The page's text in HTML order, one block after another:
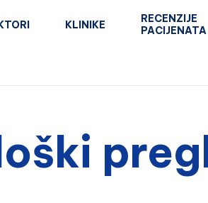
KLINIKE
RECENZIJE
PACIJENATA